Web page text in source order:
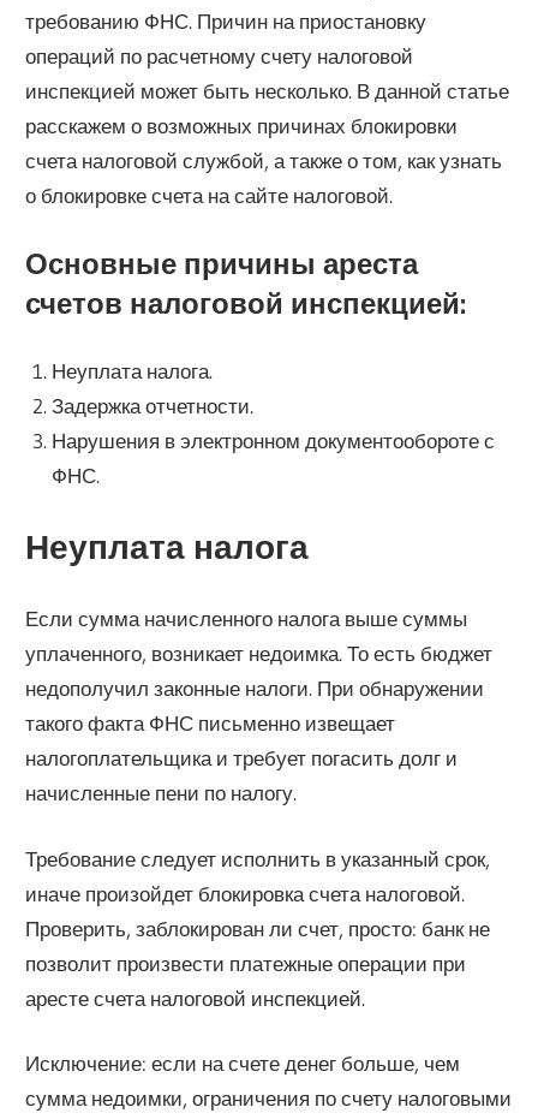
требованию ФНС. Причин на приостановку
операций по расчетному счету налоговой
инспекцией может быть несколько. В данной статье
расскажем о возможных причинах блокировки
счета налоговой службой, а также о том, как узнать
о блокировке счета на сайте налоговой.
Основные причины ареста
счетов налоговой инспекцией:
Неуплата налога.
Задержка отчетности.
Нарушения в электронном документообороте с
ФНС.
Неуплата налога
Если сумма начисленного налога выше суммы
уплаченного, возникает недоимка. То есть бюджет
недополучил законные налоги. При обнаружении
такого факта ФНС письменно извещает
налогоплательщика и требует погасить долг и
начисленные пени по налогу.
Требование следует исполнить в указанный срок,
иначе произойдет блокировка счета налоговой.
Проверить, заблокирован ли счет, просто: банк не
позволит произвести платежные операции при
аресте счета налоговой инспекцией.
Исключение: если на счете денег больше, чем
сумма недоимки, ограничения по счету налоговыми